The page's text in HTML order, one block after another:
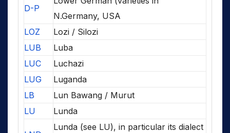
D-P
N.Germany, USA
LOZ
Lozi / Silozi
LUB
Luba
LUC
Luchazi
LUG
Luganda
LB
Lun Bawang / Murut
LU
Lunda
Lunda (see LU), in particular its dialect